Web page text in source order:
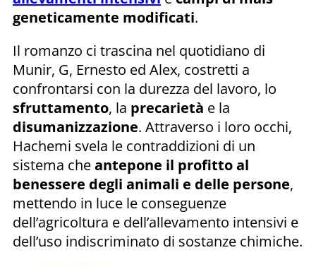
geneticamente modificati.
Il romanzo ci trascina nel quotidiano di
Munir, G, Ernesto ed Alex, costretti a
confrontarsi con la durezza del lavoro, lo
sfruttamento, la precarietà e la
disumanizzazione. Attraverso i loro occhi,
Hachemi svela le contraddizioni di un
sistema cheantepone il profitto al
benessere degli animali e delle persone,
mettendo in luce le conseguenze
dell’agricoltura e dell’allevamento intensivi e
dell’uso indiscriminato di sostanze chimiche.